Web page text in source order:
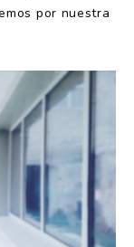
por nuestra